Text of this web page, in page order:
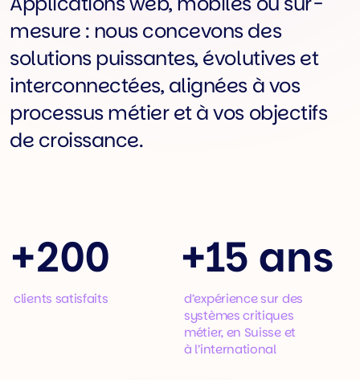
mesure : nous concevons des
solutions puissantes, évolutives et
interconnectées, alignées à vos
processus métier et à vos objectifs
de croissance.
+200
clients satisfaits
+15 ans
d’expérience sur des
systèmes critiques
métier, en Suisse et
à l’international